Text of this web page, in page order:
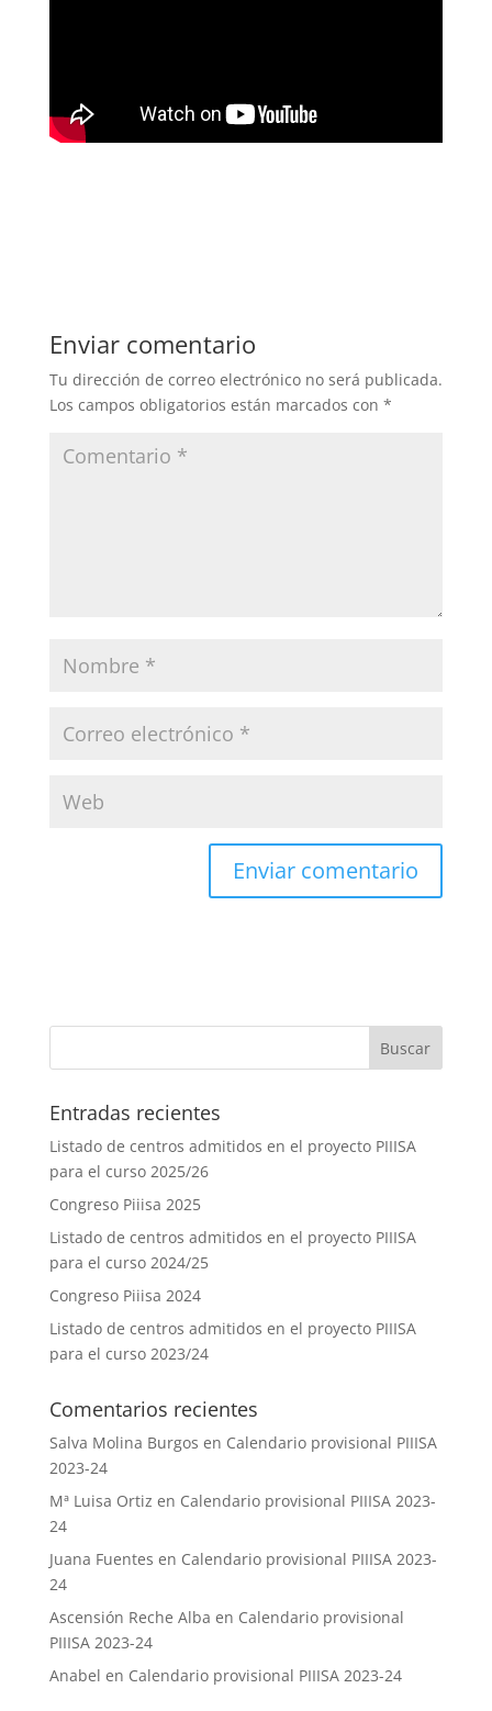
Enviar comentario
Tu dirección de correo electrónico no será publicada.
Los campos obligatorios están marcados con *
Entradas recientes
Listado de centros admitidos en el proyecto PIIISA
para el curso 2025/26
Congreso Piiisa 2025
Listado de centros admitidos en el proyecto PIIISA
para el curso 2024/25
Congreso Piiisa 2024
Listado de centros admitidos en el proyecto PIIISA
para el curso 2023/24
Comentarios recientes
Salva Molina Burgos en Calendario provisional PIIISA
2023-24
Mª Luisa Ortiz en Calendario provisional PIIISA 2023-
24
Juana Fuentes en Calendario provisional PIIISA 2023-
24
Ascensión Reche Alba en Calendario provisional
PIIISA 2023-24
Anabel en Calendario provisional PIIISA 2023-24